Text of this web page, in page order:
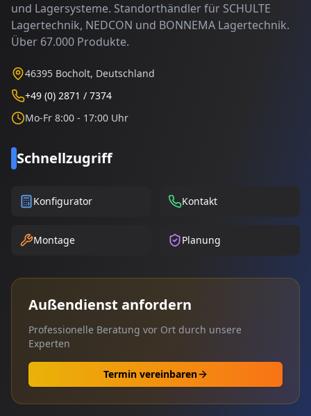
und Lagersysteme. Standorthändler für SCHULTE
Lagertechnik, NEDCON und BONNEMA Lagertechnik.
Über 67.000 Produkte.
46395 Bocholt, Deutschland
+49 (0) 2871 / 7374
Mo-Fr 8:00 - 17:00 Uhr
Schnellzugriff
Konfigurator Kontakt
Montage Planung
Außendienst anfordern
Professionelle Beratung vor Ort durch unsere
Experten
Termin vereinbaren